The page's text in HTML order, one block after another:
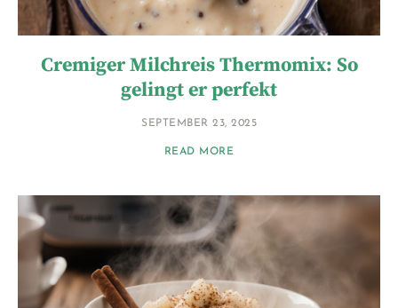
Cremiger Milchreis Thermomix: So
gelingt er perfekt
SEPTEMBER 23, 2025
READ MORE